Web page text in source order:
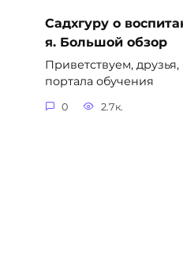
Садхгуру о
я. Большой обзор
Приветствуем,
портала обучения
0 2.7к.